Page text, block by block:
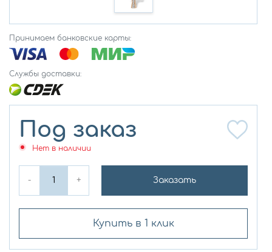
Принимаем банковские карты:
Службы доставки:
Под заказ
Нет в наличии
- + Заказать
Купить в 1 клик